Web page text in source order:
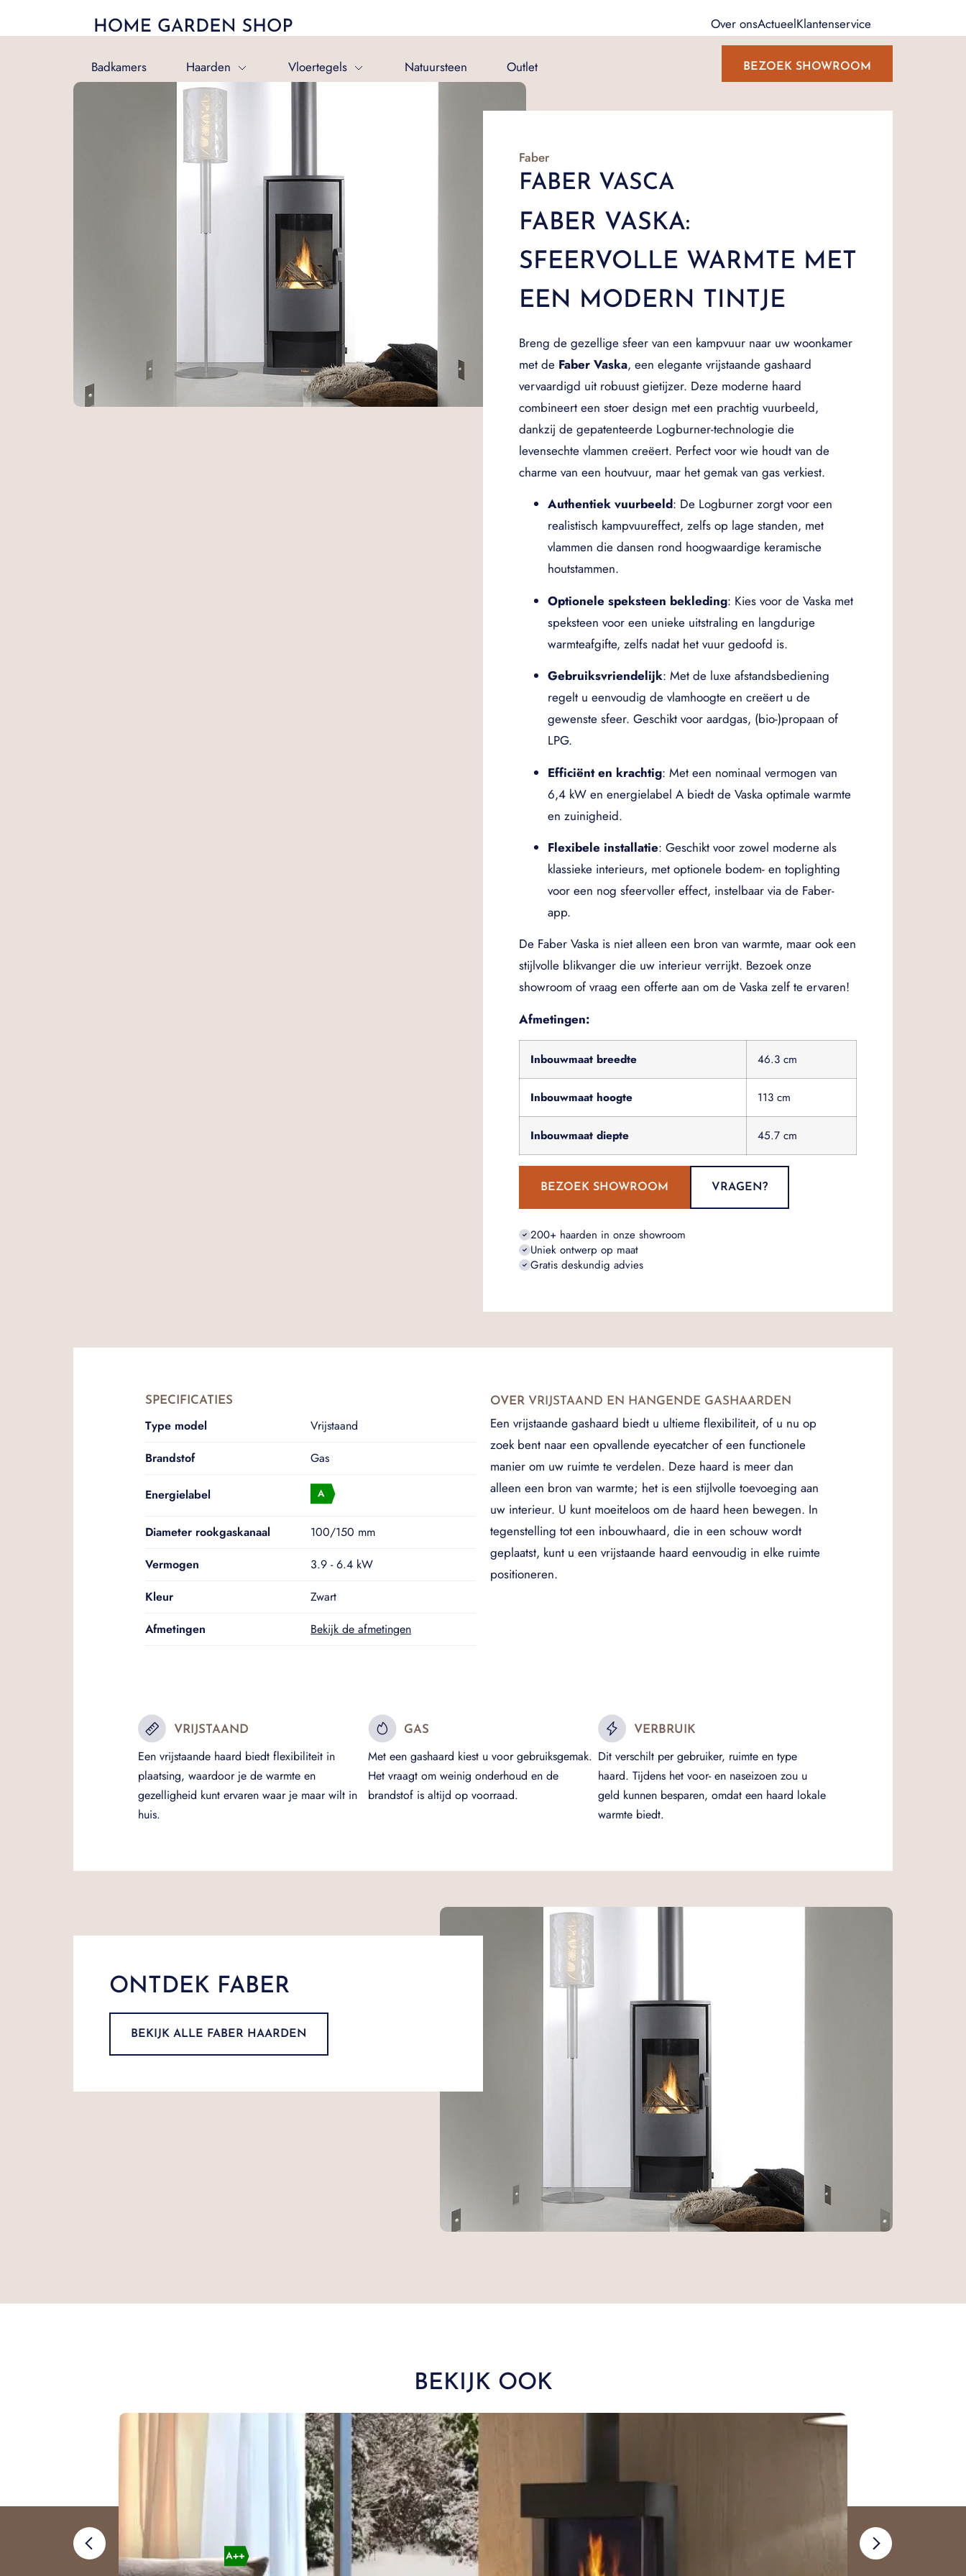
Over onsActueelKlantenservice
Badkamers Haarden Vloertegels Natuursteen Outlet BEZOEK SHOWROOM
Faber
FABER VASCA
FABER VASKA:
SFEERVOLLE WARMTE MET
EEN MODERN TINTJE
Breng de gezellige sfeer van een kampvuur naar uw woonkamer
met de Faber Vaska, een elegante vrijstaande gashaard
vervaardigd uit robuust gietijzer. Deze moderne haard
combineert een stoer design met een prachtig vuurbeeld,
dankzij de gepatenteerde Logburner-technologie die
levensechte vlammen creëert. Perfect voor wie houdt van de
charme van een houtvuur, maar het gemak van gas verkiest.
Authentiek vuurbeeld: De Logburner zorgt voor een
realistisch kampvuureffect, zelfs op lage standen, met
vlammen die dansen rond hoogwaardige keramische
houtstammen.
Optionele speksteen bekleding: Kies voor de Vaska met
speksteen voor een unieke uitstraling en langdurige
warmteafgifte, zelfs nadat het vuur gedoofd is.
Gebruiksvriendelijk: Met de luxe afstandsbediening
regelt u eenvoudig de vlamhoogte en creëert u de
gewenste sfeer. Geschikt voor aardgas, (bio-)propaan of
LPG.
Efficiënt en krachtig: Met een nominaal vermogen van
6,4 kW en energielabel A biedt de Vaska optimale warmte
en zuinigheid.
Flexibele installatie: Geschikt voor zowel moderne als
klassieke interieurs, met optionele bodem- en toplighting
voor een nog sfeervoller effect, instelbaar via de Faber-
app.
De Faber Vaska is niet alleen een bron van warmte, maar ook een
stijlvolle blikvanger die uw interieur verrijkt. Bezoek onze
showroom of vraag een offerte aan om de Vaska zelf te ervaren!
Afmetingen:
Inbouwmaat breedte 46.3 cm
Inbouwmaat hoogte 113 cm
Inbouwmaat diepte 45.7 cm
BEZOEK SHOWROOM VRAGEN?
200+ haarden in onze showroom
Uniek ontwerp op maat
Gratis deskundig advies
SPECIFICATIES
Type model
Vrijstaand
Brandstof
Gas
Energielabel
Diameter rookgaskanaal
100/150 mm
Vermogen
3.9 - 6.4 kW
Kleur
Zwart
Afmetingen
Bekijk de afmetingen
OVER VRIJSTAAND EN HANGENDE GASHAARDEN
Een vrijstaande gashaard biedt u ultieme flexibiliteit, of u nu op
zoek bent naar een opvallende eyecatcher of een functionele
manier om uw ruimte te verdelen. Deze haard is meer dan
alleen een bron van warmte; het is een stijlvolle toevoeging aan
uw interieur. U kunt moeiteloos om de haard heen bewegen. In
tegenstelling tot een inbouwhaard, die in een schouw wordt
geplaatst, kunt u een vrijstaande haard eenvoudig in elke ruimte
positioneren.
VRIJSTAAND
Een vrijstaande haard biedt flexibiliteit in
plaatsing, waardoor je de warmte en
gezelligheid kunt ervaren waar je maar wilt in
huis.
GAS
Met een gashaard kiest u voor gebruiksgemak.
Het vraagt om weinig onderhoud en de
brandstof is altijd op voorraad.
VERBRUIK
Dit verschilt per gebruiker, ruimte en type
haard. Tijdens het voor- en naseizoen zou u
geld kunnen besparen, omdat een haard lokale
warmte biedt.
ONTDEK FABER
BEKIJK ALLE FABER HAARDEN
BEKIJK OOK